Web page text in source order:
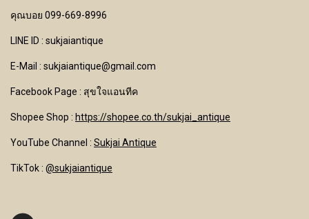
คุณบอย 099-669-8996
LINE ID : sukjaiantique
E-Mail : sukjaiantique@gmail.com
Facebook Page : สุขใจแอนทีค
Shopee Shop : https://shopee.co.th/sukjai_antique
YouTube Channel : Sukjai Antique
TikTok : @sukjaiantique